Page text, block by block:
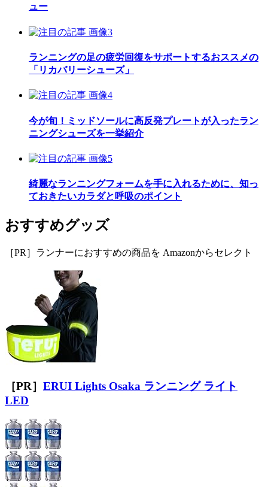
ュー
ランニングの足の疲労回復をサポートするおススメの
「リカバリーシューズ」
今が旬！ミッドソールに高反発プレートが入ったラン
ニングシューズを一挙紹介
綺麗なランニングフォームを手に入れるために、知っ
ておきたいカラダと呼吸のポイント
おすすめグッズ
［PR］ランナーにおすすめの商品を Amazonからセレクト
［PR］ ERUI Lights Osaka ランニング ライト
LED